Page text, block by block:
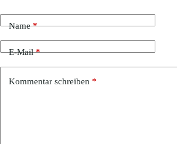
Name*
E-Mail*
Kommentar schreiben *